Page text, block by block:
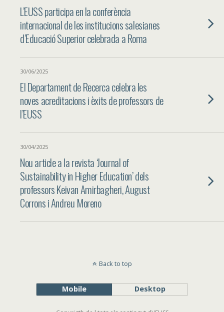
L’EUSS participa en la conferència
internacional de les institucions salesianes
d’Educació Superior celebrada a Roma
30/06/2025
El Departament de Recerca celebra les
noves acreditacions i èxits de professors de
l’EUSS
30/04/2025
Nou article a la revista ‘Journal of
Sustainability in Higher Education’ dels
professors Keivan Amirbagheri, August
Corrons i Andreu Moreno
Back to top
Mobile Desktop